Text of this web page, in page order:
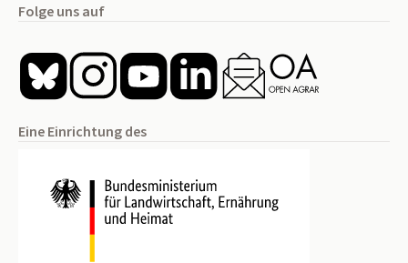
Folge uns auf
Eine Einrichtung des